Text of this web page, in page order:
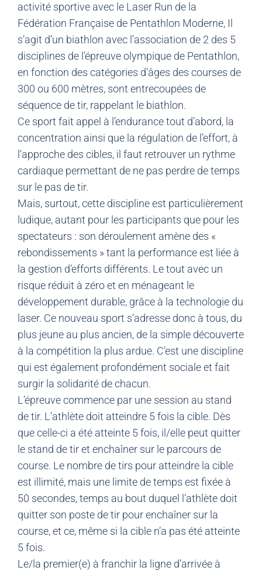
activité sportive avec le Laser Run de la
Fédération Française de Pentathlon Moderne, Il
s’agit d’un biathlon avec l’association de 2 des 5
disciplines de l’épreuve olympique de Pentathlon,
en fonction des catégories d’âges des courses de
300 ou 600 mètres, sont entrecoupées de
séquence de tir, rappelant le biathlon.
Ce sport fait appel à l’endurance tout d’abord, la
concentration ainsi que la régulation de l’effort, à
l’approche des cibles, il faut retrouver un rythme
cardiaque permettant de ne pas perdre de temps
sur le pas de tir.
Mais, surtout, cette discipline est particulièrement
ludique, autant pour les participants que pour les
spectateurs : son déroulement amène des «
rebondissements » tant la performance est liée à
la gestion d’efforts différents. Le tout avec un
risque réduit à zéro et en ménageant le
développement durable, grâce à la technologie du
laser. Ce nouveau sport s’adresse donc à tous, du
plus jeune au plus ancien, de la simple découverte
à la compétition la plus ardue. C’est une discipline
qui est également profondément sociale et fait
surgir la solidarité de chacun.
L’épreuve commence par une session au stand
de tir. L’athlète doit atteindre 5 fois la cible. Dès
que celle-ci a été atteinte 5 fois, il/elle peut quitter
le stand de tir et enchaîner sur le parcours de
course. Le nombre de tirs pour atteindre la cible
est illimité, mais une limite de temps est fixée à
50 secondes, temps au bout duquel l’athlète doit
quitter son poste de tir pour enchaîner sur la
course, et ce, même si la cible n’a pas été atteinte
5 fois.
Le/la premier(e) à franchir la ligne d’arrivée à